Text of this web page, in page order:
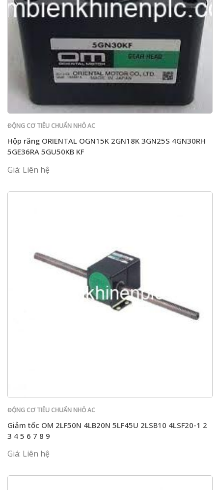
ĐỘNG CƠ TIÊU CHUẨN NHỎ AC
Hộp răng ORIENTAL OGN15K 2GN18K 3GN25S 4GN30RH
5GE36RA 5GU50KB KF
Giá: Liên hệ
ĐỘNG CƠ TIÊU CHUẨN NHỎ AC
Giảm tốc OM 2LF50N 4LB20N 5LF45U 2LSB10 4LSF20-1 2
3 4 5 6 7 8 9
Giá: Liên hệ